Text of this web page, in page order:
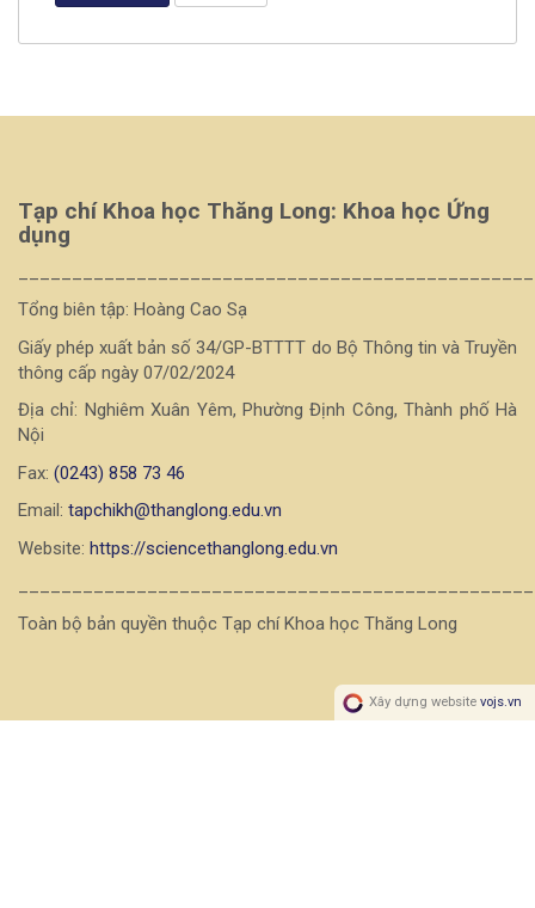
Tạp chí Khoa học Thăng Long: Khoa học Ứng
dụng
Tổng biên tập: Hoàng Cao Sạ
Giấy phép xuất bản số 34/GP-BTTTT do Bộ Thông tin và Truyền
thông cấp ngày 07/02/2024
Địa chỉ: Nghiêm Xuân Yêm, Phường Định Công, Thành phố Hà
Nội
Fax: (0243) 858 73 46
Email: tapchikh@thanglong.edu.vn
Website: https://sciencethanglong.edu.vn
Toàn bộ bản quyền thuộc Tạp chí Khoa học Thăng Long